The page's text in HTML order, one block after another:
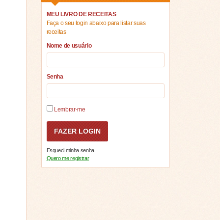
MEU LIVRO DE RECEITAS
Faça o seu login abaixo para listar suas
receitas
Nome de usuário
Senha
Lembrar-me
Esqueci minha senha
Quero me registrar